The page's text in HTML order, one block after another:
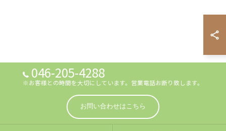
046-205-4288
※お客様との時間を大切にしています。営業電話お断り致します。
お問い合わせはこちら